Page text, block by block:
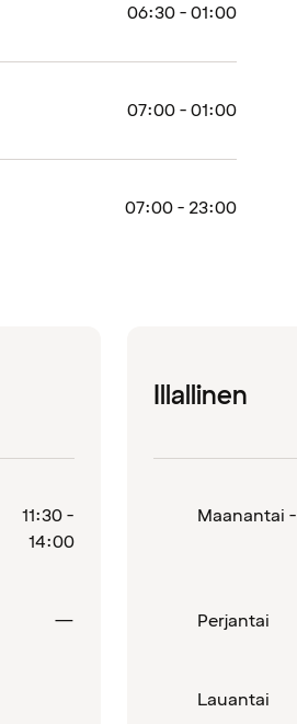
06:30 - 01:00
07:00 - 01:00
07:00 - 23:00
11:30 -
14:00
—
Illallinen
Maanantai
Perjantai
Lauantai